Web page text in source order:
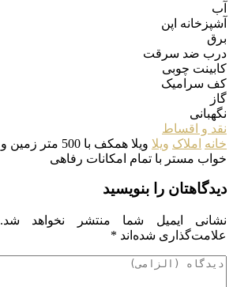
آب
آشپزخانه اپن
برق
درب ضد سرقت
کابینت چوبی
کف سرامیک
گاز
نگهبانی
نقد و اقساط
خانه املاک ویلا
خواب مستر با تمام امکانات رفاهی
دیدگاهتان را بنویسید
نشانی ایمیل شما منتشر نخواهد شد.
علامت‌گذاری شده‌اند *